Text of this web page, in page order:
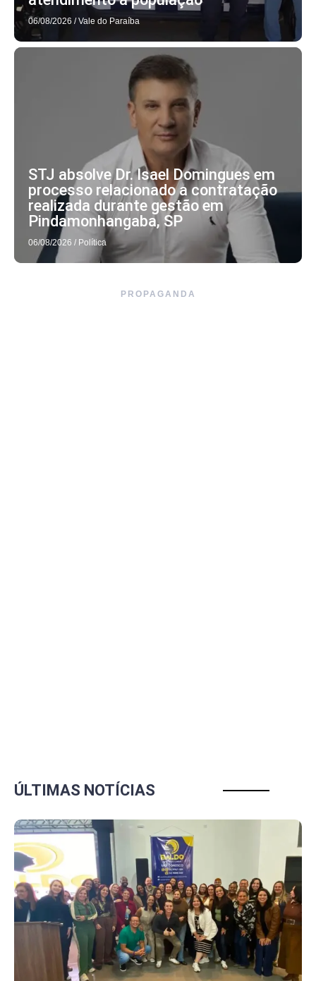
06/08/2026 / Vale do Paraíba
STJ absolve Dr. Isael Domingues em
processo relacionado a contratação
realizada durante gestão em
Pindamonhangaba, SP
06/08/2026 / Política
PROPAGANDA
ÚLTIMAS NOTÍCIAS